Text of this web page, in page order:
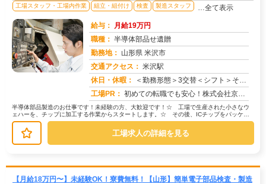
工場スタッフ・工場内作業 組立・組付け 検査 製造スタッフ …全て表示
給与： 月給19万円
職種： 半導体部品せ遺贈
勤務地： 山形県 米沢市
交通アクセス： 米沢駅
休日・休暇：
＜勤務形態＞3交替＜シフト＞その他 ＜休日＞工場カレンダーによる
工場PR： 初めての転職でも安心！株式会社京栄センターで新しい一歩を踏み出しましょう。☆引越し費用は会社が負担！初期費用0円の...
半導体部品製造のお仕事です！未経験の方、大歓迎です！☆ 工場で生産された小さなウ
ェハーを、チップに加工する作業からスタートします。☆ その後、ICチップをパッケー
ジに収納する作業もお願いします。...
工場求人の詳細を見る
【月給18万円〜】未経験OK！寮費無料！【山形】簡単電子部品検査・製造